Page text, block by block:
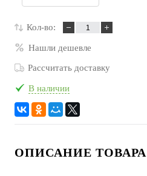
Кол-во:
Нашли дешевле
Рассчитать доставку
В наличии
ОПИСАНИЕ ТОВАРА